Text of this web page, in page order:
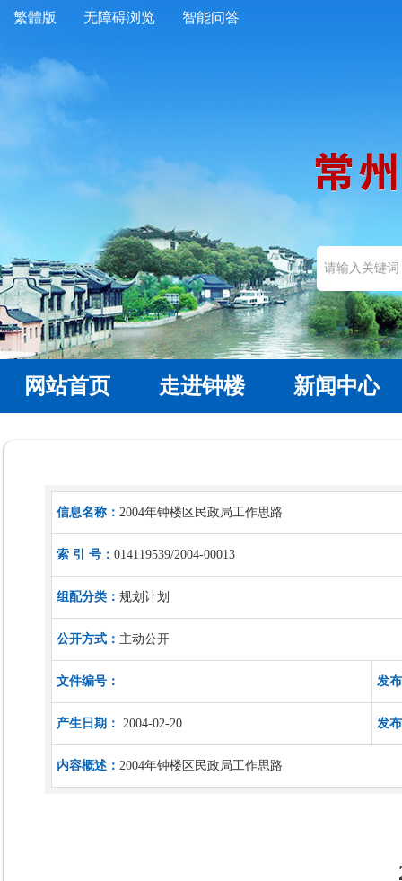
繁體版 无障碍浏览 智能问答
网站首页 走进钟楼 新闻中心
信息名称： 2004年钟楼区民政局工作思路
索 引 号： 014119539/2004-00013
组配分类： 规划计划
公开方式： 主动公开
文件编号： 发
产生日期： 2004-02-20 发
内容概述： 2004年钟楼区民政局工作思路